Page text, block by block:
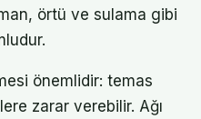
örtü ve sulama gibi
önemlidir: temas
zarar verebilir. Ağı